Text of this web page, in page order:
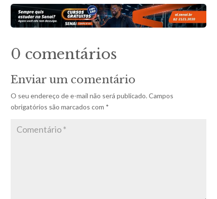
0 comentários
Enviar um comentário
O seu endereço de e-mail não será publicado. Campos
obrigatórios são marcados com *